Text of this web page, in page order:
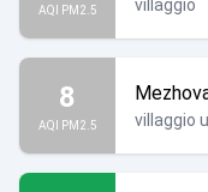
AQI PM2.5 villaggio
8
AQI PM2.5 villaggio